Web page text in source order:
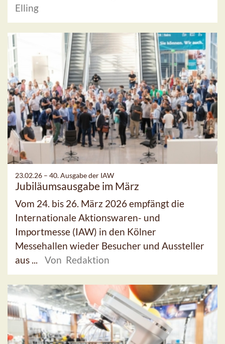
Elling
23.02.26 – 40. Ausgabe der IAW
Jubiläumsausgabe im März
Vom 24. bis 26. März 2026 empfängt die
Internationale Aktionswaren- und
Importmesse (IAW) in den Kölner
Messehallen wieder Besucher und Aussteller
aus ...
Von Redaktion